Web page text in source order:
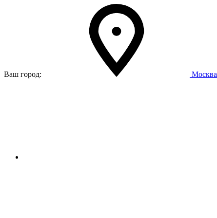
Ваш город: Москва